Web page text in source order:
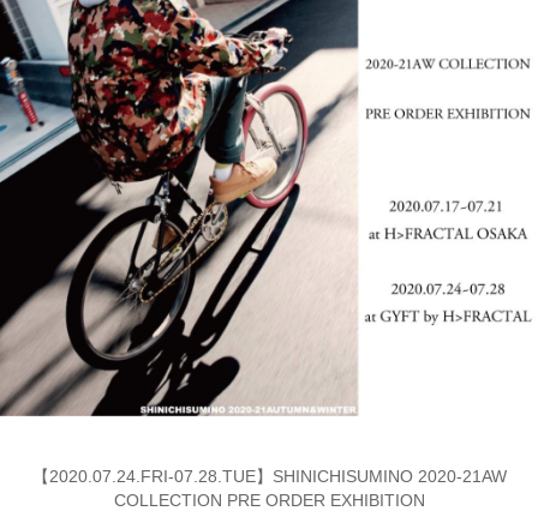
【2020.07.24.FRI-07.28.TUE】SHINICHISUMINO 2020-21AW
COLLECTION PRE ORDER EXHIBITION